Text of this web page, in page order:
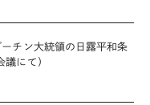
チン大統領の日露平和条
にて）